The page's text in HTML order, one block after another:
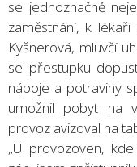
se jednoznačně
zaměstnání, k lékaři
Kyšnerová, mluvčí
se přestupku
nápoje a potraviny
umožnil pobyt na
provoz avizoval na
„U provozoven,